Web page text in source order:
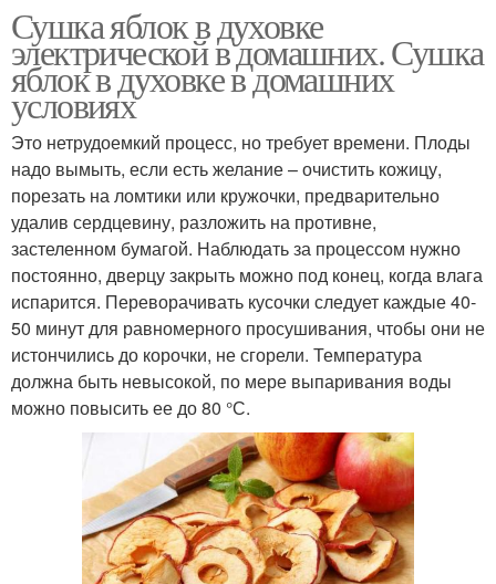
Сушка яблок в духовке
электрической в домашних. Сушка
яблок в духовке в домашних
условиях
Это нетрудоемкий процесс, но требует времени. Плоды
надо вымыть, если есть желание – очистить кожицу,
порезать на ломтики или кружочки, предварительно
удалив сердцевину, разложить на противне,
застеленном бумагой. Наблюдать за процессом нужно
постоянно, дверцу закрыть можно под конец, когда влага
испарится. Переворачивать кусочки следует каждые 40-
50 минут для равномерного просушивания, чтобы они не
истончились до корочки, не сгорели. Температура
должна быть невысокой, по мере выпаривания воды
можно повысить ее до 80 °С.